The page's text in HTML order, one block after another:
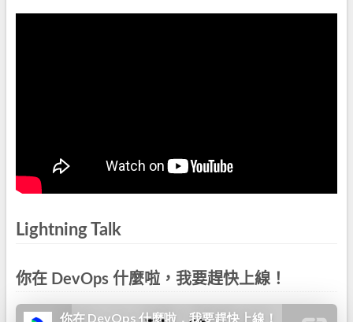
Lightning Talk
你在 DevOps 什麼啦，我要趕快上線！